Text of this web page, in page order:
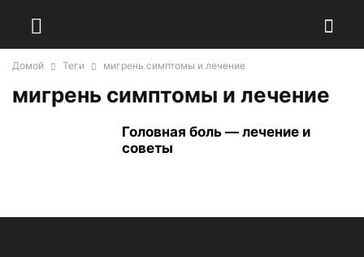
Домой Теги мигрень симптомы и лечение
мигрень симптомы и лечение
Головная боль — лечение и
советы